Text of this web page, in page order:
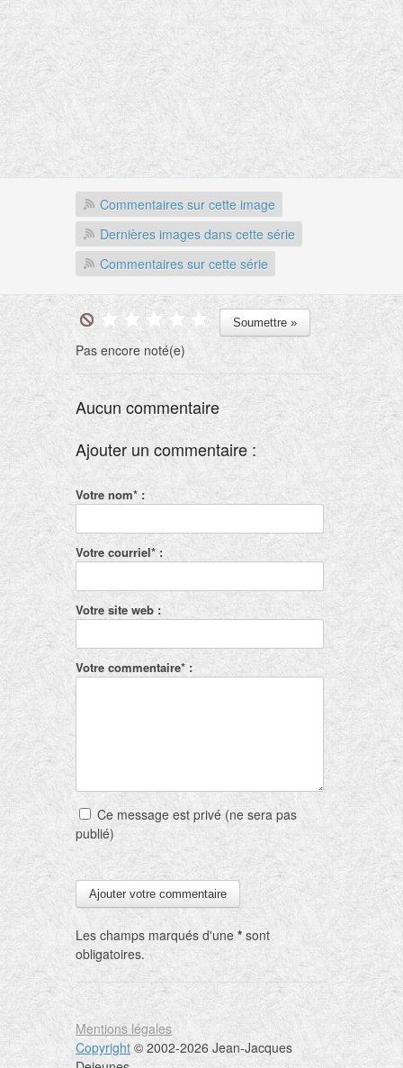
Commentaires sur cette image
Dernières images dans cette série
Commentaires sur cette série
Pas encore noté(e)
Aucun commentaire
Ajouter un commentaire :
Votre nom* :
Votre courriel* :
Votre site web :
Votre commentaire* :
Ce message est privé (ne sera pas
publié)
Les champs marqués d'une *sont
obligatoires.
Mentions légales
Copyright © 2002-2026 Jean-Jacques